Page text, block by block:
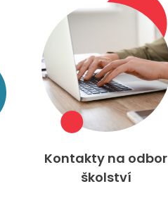
Kontakty na odbor
školství